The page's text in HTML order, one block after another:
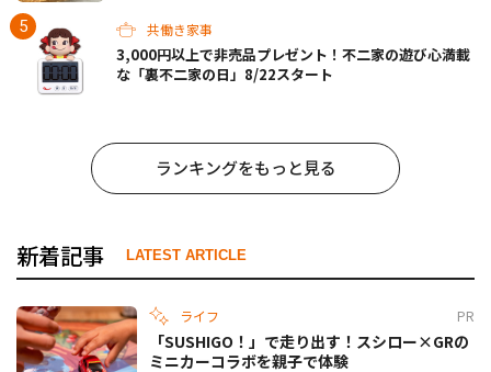
共働き家事
3,000円以上で非売品プレゼント！不二家の遊び心満載
な「裏不二家の日」8/22スタート
ランキングをもっと見る
新着記事 LATEST ARTICLE
ライフ PR
「SUSHIGO！」で走り出す！スシロー×GRの
ミニカーコラボを親子で体験